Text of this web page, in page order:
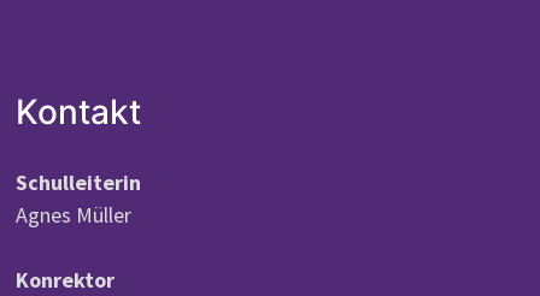
Kontakt
Schulleiterin
Agnes Müller
Konrektor